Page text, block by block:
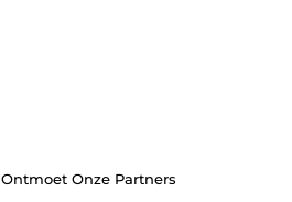
Ontmoet Onze Partners